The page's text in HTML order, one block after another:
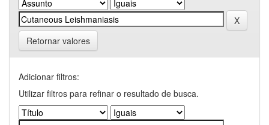
Retornar valores
Adicionar filtros:
Utilizar filtros para refinar o resultado de busca.